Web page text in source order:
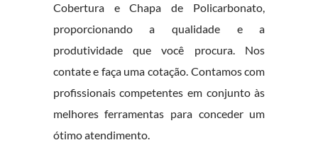
Cobertura e Chapa de Policarbonato,
proporcionando a qualidade e a
produtividade que você procura. Nos
contate e faça uma cotação. Contamos com
profissionais competentes em conjunto às
melhores ferramentas para conceder um
ótimo atendimento.